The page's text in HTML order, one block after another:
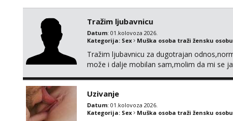
Tražim ljubavnicu
Datum: 01.kolovoza 2026.
Kategorija: Sex Muška osoba traži žensku osobu
Tražim ljubavnicu za dugotrajan
može i dalje mobilan sam,molim da mi se
Uzivanje
Datum: 01.kolovoza 2026.
Kategorija: Sex Muška osoba traži žensku osobu